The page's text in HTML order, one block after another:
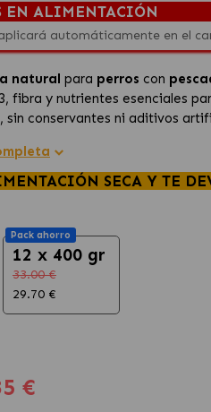
EN ALIMENTACIÓN
automáticamente en el
natural para perros con
fibra y nutrientes esenciales
, sin conservantes ni aditivos
SECA Y TE
Pack ahorro
12 x 400 gr
33.00 €
29.70 €
€